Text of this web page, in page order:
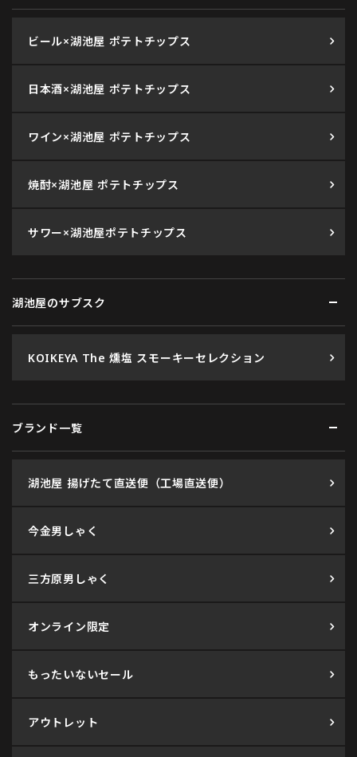
ビール×湖池屋 ポテトチップス
日本酒×湖池屋 ポテトチップス
ワイン×湖池屋 ポテトチップス
焼酎×湖池屋 ポテトチップス
サワー×湖池屋ポテトチップス
湖池屋のサブスク
KOIKEYA The 燻塩 スモーキーセレクション
ブランド一覧
湖池屋 揚げたて直送便（工場直送便）
今金男しゃく
三方原男しゃく
オンライン限定
もったいないセール
アウトレット